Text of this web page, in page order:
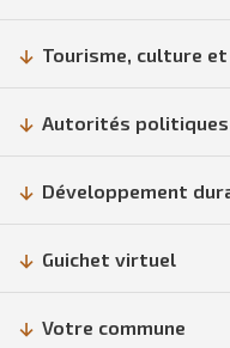
Tourisme, culture
Autorités politiques
Développement
Guichet virtuel
Votre commune